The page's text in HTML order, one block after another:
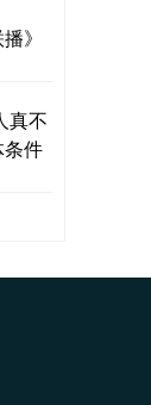
》
真不
件